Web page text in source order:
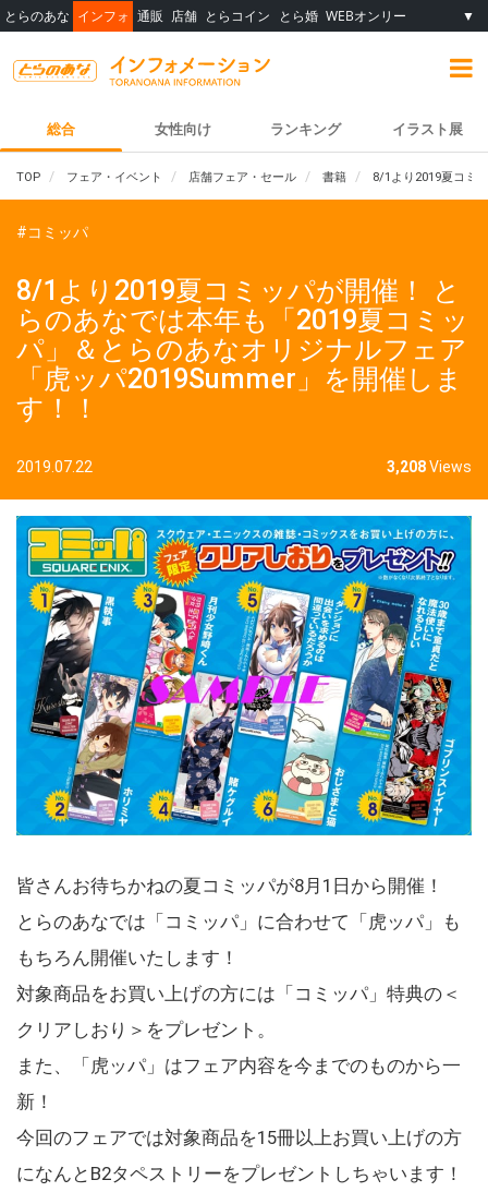
とらのあな インフォ 通販 店舗 とらコイン とら婚 WEBオンリー ▼
総合 女性向け ランキング イラスト展
TOP フェア・イベント 店舗フェア・セール 書籍 8/1より2019夏コミ
#コミッパ
8/1より2019夏コミッパが開催！ と
らのあなでは本年も「2019夏コミッ
パ」＆とらのあなオリジナルフェア
「虎ッパ2019Summer」を開催しま
す！！
2019.07.22 3,208Views
皆さんお待ちかねの夏コミッパが8月1日から開催！
とらのあなでは「コミッパ」に合わせて「虎ッパ」も
もちろん開催いたします！
対象商品をお買い上げの方には「コミッパ」特典の＜
クリアしおり＞をプレゼント。
また、「虎ッパ」はフェア内容を今までのものから一
新！
今回のフェアでは対象商品を15冊以上お買い上げの方
になんとB2タペストリーをプレゼントしちゃいます！